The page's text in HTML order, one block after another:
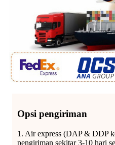
Opsi pengiriman
1. Air express (DAP & DDP
pengiriman sekitar 3-10 hari